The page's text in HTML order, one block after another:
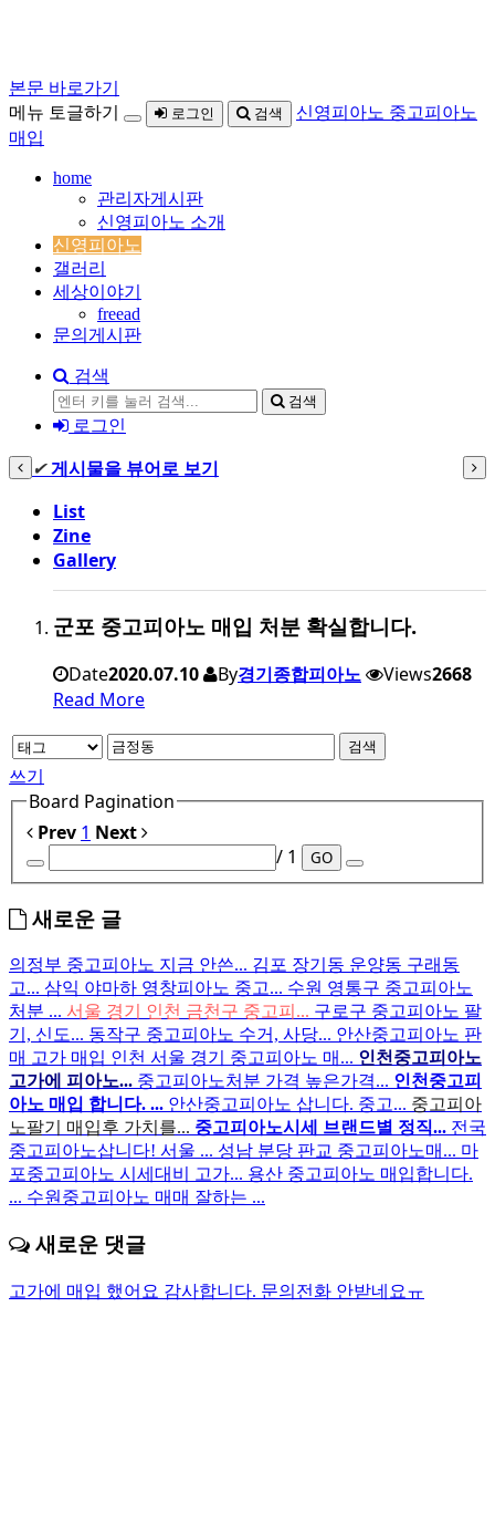
본문 바로가기
메뉴 토글하기
로그인 검색
신영피아노 중고피아노
매입
home
관리자게시판
신영피아노 소개
신영피아노
갤러리
세상이야기
freead
문의게시판
검색
검색
로그인
✔게시물을 뷰어로 보기
List
Zine
Gallery
군포 중고피아노 매입 처분 확실합니다.
Date2020.07.10 By경기종합피아노 Views2668
Read More
검색
쓰기
Board Pagination
Prev 1 Next
/ 1
GO
새로운 글
의정부 중고피아노 지금 안쓴... 김포 장기동 운양동 구래동
고... 삼익 야마하 영창피아노 중고... 수원 영통구 중고피아노
처분 ... 서울 경기 인천 금천구 중고피... 구로구 중고피아노 팔
기, 신도... 동작구 중고피아노 수거, 사당... 안산중고피아노 판
매 고가 매입 인천 서울 경기 중고피아노 매... 인천중고피아노
고가에 피아노... 중고피아노처분 가격 높은가격... 인천중고피
아노 매입 합니다. ... 안산중고피아노 삽니다. 중고... 중고피아
노팔기 매입후 가치를... 중고피아노시세 브랜드별 정직... 전국
중고피아노삽니다! 서울 ... 성남 분당 판교 중고피아노매... 마
포중고피아노 시세대비 고가... 용산 중고피아노 매입합니다.
... 수원중고피아노 매매 잘하는 ...
새로운 댓글
고가에 매입 했어요 감사합니다. 문의전화 안받네요ㅠ